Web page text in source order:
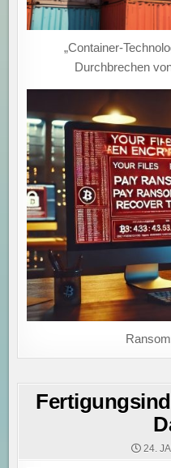
„Container-
Durchbrechen
24.